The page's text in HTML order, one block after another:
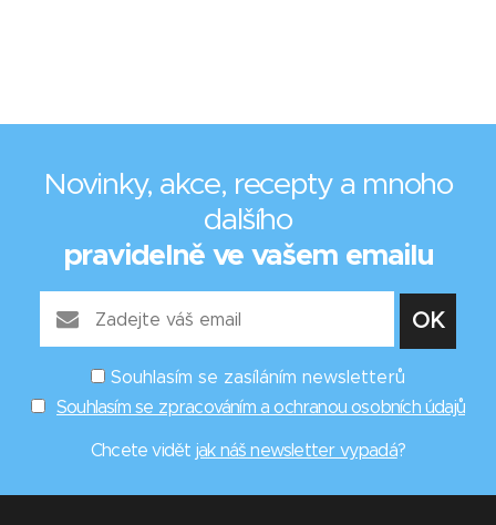
Novinky, akce, recepty a mnoho
dalšího
pravidelně ve vašem emailu
Souhlasím se zasíláním newsletterů
Souhlasím se zpracováním a ochranou osobních údajů
Chcete vidět jak náš newsletter vypadá?